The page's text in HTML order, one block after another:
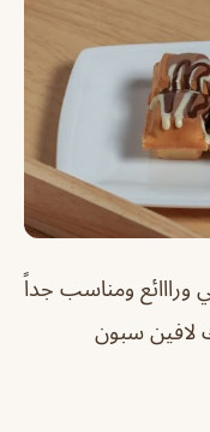
ورااائع ومناسب جداً
لافين سبون